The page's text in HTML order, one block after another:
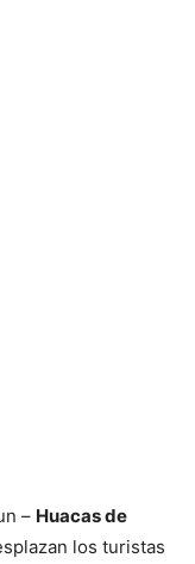
– Huacas de
los turistas